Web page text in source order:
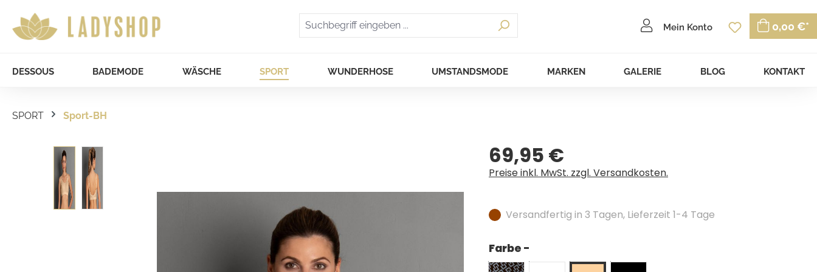
Mein Konto Du hast 0
0,00 €*
DESSOUS BADEMODE WÄSCHE SPORT WUNDERHOSE UMSTANDSMODE MARKEN GALERIE BLOG KONTAKT
SPORT Sport-BH
Bildergalerie überspringen Regulärer Preis:
69,95 €
Preise inkl. MwSt. zzgl. Versandkosten.
Versandfertig in 3 Tagen, Lieferzeit 1-4 Tage
Farbe -